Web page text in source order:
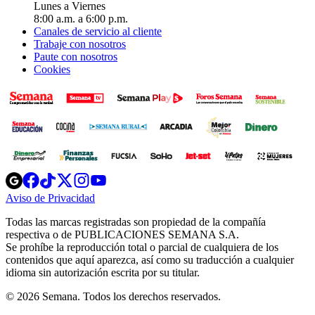
Lunes a Viernes
8:00 a.m. a 6:00 p.m.
Canales de servicio al cliente
Trabaje con nosotros
Paute con nosotros
Cookies
Opens
in
new
Opens
in
new
Opens
in
new
window
Opens
new
windowwindow
Aviso de Privacidad
new
window
Todas las marcas registradas son propiedad de la compañía
respectiva o de PUBLICACIONES SEMANA S.A.
Se prohíbe la reproducción total o parcial de cualquiera de los
contenidos que aquí aparezca, así como su traducción a cualquier
idioma sin autorización escrita por su titular.
© 2026 Semana. Todos los derechos reservados.